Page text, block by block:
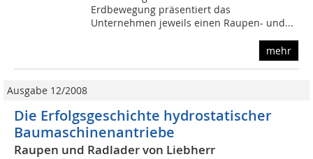
Erdbewegung präsentiert das
Unternehmen jeweils einen Raupen- und...
mehr
Ausgabe 12/2008
Die Erfolgsgeschichte hydro­statischer
Bauma­schinen­an­triebe
Raupen und Radlader von Liebherr